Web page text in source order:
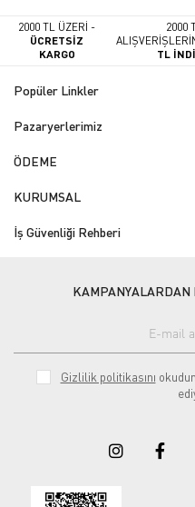
2000 TL ÜZERİ -
ÜCRETSİZ
KARGO
2000
TL
Popüler Linkler
Pazaryerlerimiz
ÖDEME
KURUMSAL
İş Güvenliği Rehberi
KAMPANYALARDAN
Gizlilik politikasını